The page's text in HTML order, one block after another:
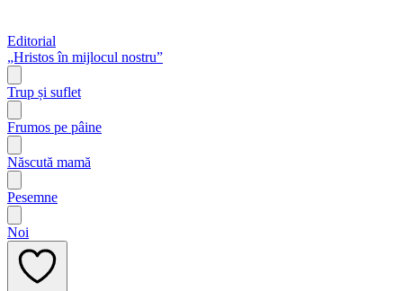
Editorial
„Hristos în mijlocul nostru”
Trup și suflet
Frumos pe pâine
Născută mamă
Pesemne
Noi